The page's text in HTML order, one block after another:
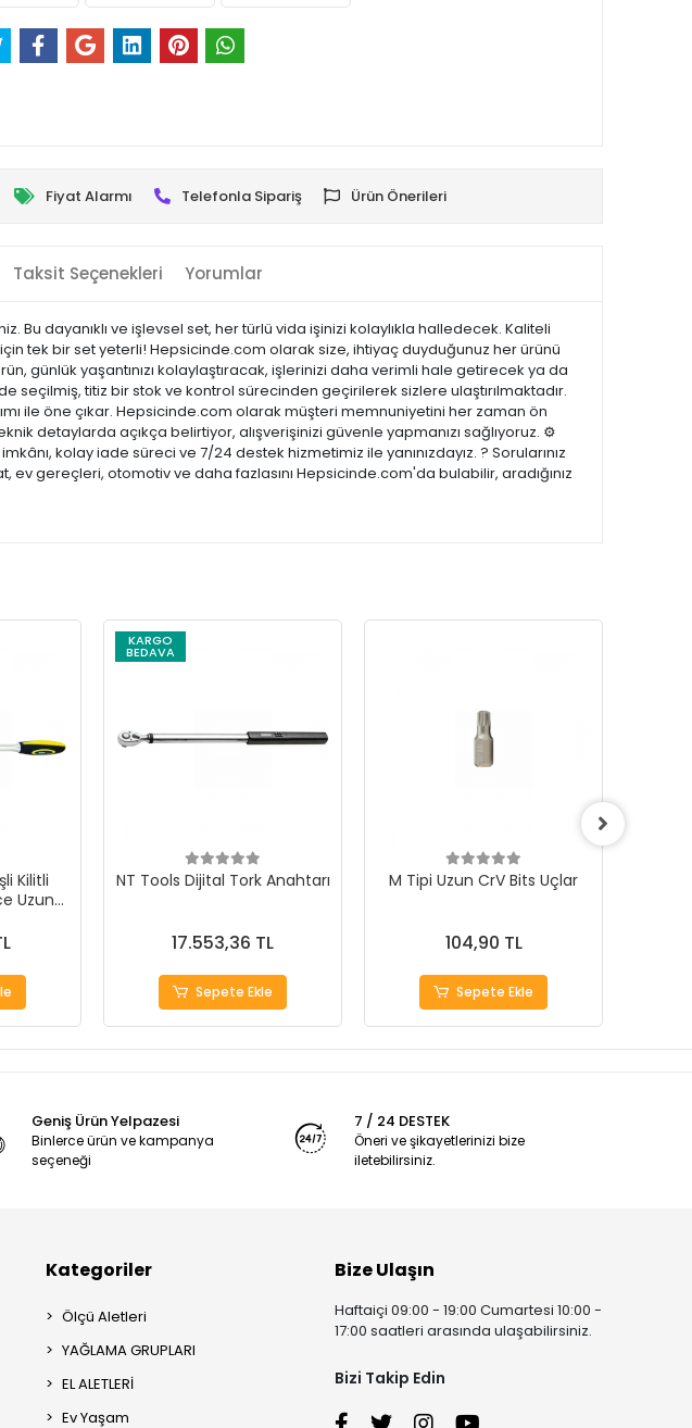
Fiyat Alarmı Telefonla Sipariş Ürün Önerileri
Taksit Seçenekleri Yorumlar
dayanıklı ve işlevsel set, her türlü vida işinizi kolaylıkla halledecek. Kaliteli
tek bir set yeterli! Hepsicinde.com olarak size, ihtiyaç duyduğunuz her ürünü
günlük yaşantınızı kolaylaştıracak, işlerinizi daha verimli hale getirecek ya da
seçilmiş, titiz bir stok ve kontrol sürecinden geçirilerek sizlere ulaştırılmaktadır.
ile öne çıkar. Hepsicinde.com olarak müşteri memnuniyetini her zaman ön
detaylarda açıkça belirtiyor, alışverişinizi güvenle yapmanızı sağlıyoruz. ⚙️
kolay iade süreci ve 7/24 destek hizmetimiz ile yanınızdayız. ? Sorularınız
gereçleri, otomotiv ve daha fazlasını Hepsicinde.com'da bulabilir, aradığınız
Kilitli
Uzun
KARGO
BEDAVA
NT Tools Dijital Tork Anahtarı
17.553,36 TL
Sepete Ekle
M Tipi Uzun CrV Bits Uçlar
104,90 TL
Sepete Ekle
Geniş Ürün Yelpazesi
Binlerce ürün ve kampanya
seçeneği
7 / 24 DESTEK
Öneri ve şikayetlerinizi bize
iletebilirsiniz.
Kategoriler
Ölçü Aletleri
YAĞLAMA GRUPLARI
EL ALETLERİ
Ev Yaşam
Bize Ulaşın
Haftaiçi 09:00 - 19:00 Cumartesi 10:00 -
17:00 saatleri arasında ulaşabilirsiniz.
Bizi Takip Edin